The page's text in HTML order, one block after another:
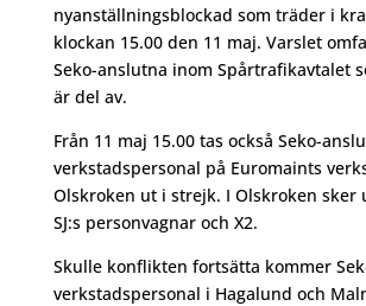
nyanställningsblockad som träder i
klockan 15.00 den 11 maj. Varslet
Seko-anslutna inom Spårtrafikavtalet
är del av.
Från 11 maj 15.00 tas också Seko-
verkstadspersonal på Euromaints
Olskroken ut i strejk. I Olskroken sker
SJ:s personvagnar och X2.
Skulle konflikten fortsätta kommer
verkstadspersonal i Hagalund och